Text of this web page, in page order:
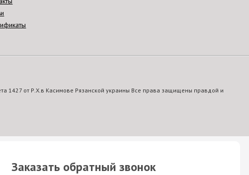
1427 от Р.Х.в Касимове Рязанской украины Все права защищены правдой и
Заказать обратный звонок